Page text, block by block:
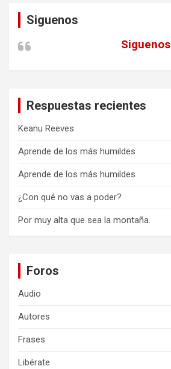
Siguenos
Siguenos
Respuestas recientes
Keanu Reeves
Aprende de los más humildes
Aprende de los más humildes
¿Con qué no vas a poder?
Por muy alta que sea la montaña.
Foros
Audio
Autores
Frases
Libérate